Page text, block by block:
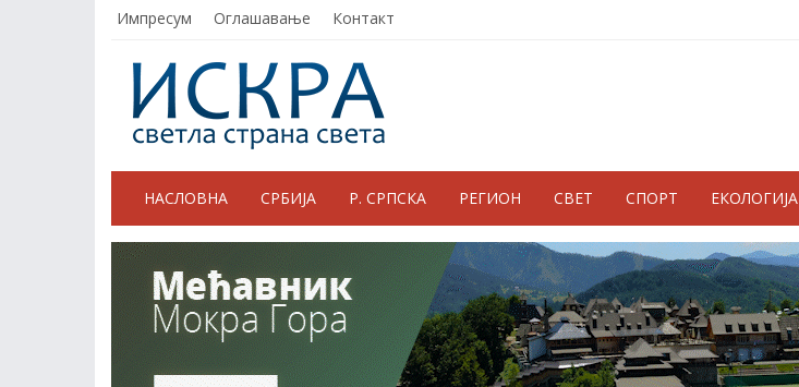
Импресум Оглашавање Контакт
НАСЛОВНА СРБИЈА Р. СРПСКА РЕГИОН СВЕТ СПОРТ ЕКОЛОГИЈА